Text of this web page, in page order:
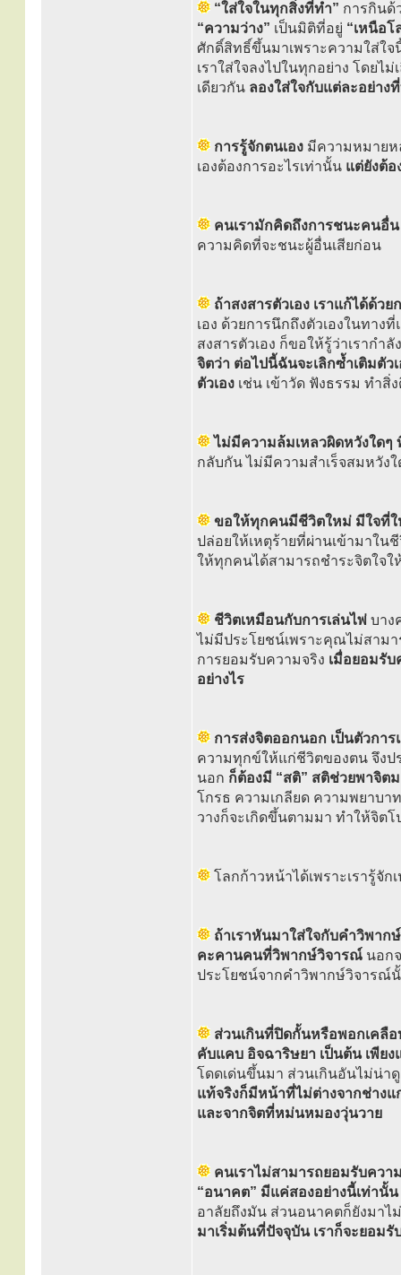
“ใส่ใจในทุกสิ่งที่ทำ” การกินด้
“ความว่าง” เป็นมิติที่อยู่ “เหนือโ
ศักดิ์สิทธิ์ขึ้นมาเพราะความใส่ใจ
เราใส่ใจลงไปในทุกอย่าง โดยไ
เดียวกัน ลองใส่ใจกับแต่ละอย่าง
การรู้จักตนเอง มีความหมายห
เองต้องการอะไรเท่านั้น แต่ยังต้อ
คนเรามักคิดถึงการชนะคนอื่
ความคิดที่จะชนะผู้อื่นเสียก่อน
ถ้าสงสารตัวเอง เราแก้ได้ด้ว
เอง ด้วยการนึกถึงตัวเองในทาง
สงสารตัวเอง ก็ขอให้รู้ว่าเรากำ
จิตว่า ต่อไปนี้ฉันจะเลิกซ้ำเติมตัว
ตัวเอง เช่น เข้าวัด ฟังธรรม ทำสิ่
ไม่มีความล้มเหลวผิดหวังใดๆ
กลับกัน ไม่มีความสำเร็จสมหวัง
ขอให้ทุกคนมีชีวิตใหม่ มีใจที่ใ
ปล่อยให้เหตุร้ายที่ผ่านเข้ามาใน
ให้ทุกคนได้สามารถชำระจิตใจใ
ชีวิตเหมือนกับการเล่นไพ่ บาง
ไม่มีประโยชน์เพราะคุณไม่สาม
การยอมรับความจริง เมื่อยอมรับ
อย่างไร
การส่งจิตออกนอก เป็นตัวกา
ความทุกข์ให้แก่ชีวิตของตน จึงป
นอก ก็ต้องมี “สติ” สติช่วยพาจิต
โกรธ ความเกลียด ความพยาบา
วางก็จะเกิดขึ้นตามมา ทำให้จิต
โลกก้าวหน้าได้เพราะเรารู้จั
ถ้าเราหันมาใส่ใจกับคำวิพา
คะคานคนที่วิพากษ์วิจารณ์ นอก
ประโยชน์จากคำวิพากษ์วิจารณ์
ส่วนเกินที่ปิดกั้นหรือพอกเคลือ
คับแคบ อิจฉาริษยา เป็นต้น เพีย
โดดเด่นขึ้นมา ส่วนเกินอันไม่น่า
แท้จริงก็มีหน้าที่ไม่ต่างจากช่างแ
และจากจิตที่หม่นหมองวุ่นวาย
คนเราไม่สามารถยอมรับควา
“อนาคต” มีแค่สองอย่างนี้เท่านั้น
อาลัยถึงมัน ส่วนอนาคตก็ยังมาไ
มาเริ่มต้นที่ปัจจุบัน เราก็จะยอมรั